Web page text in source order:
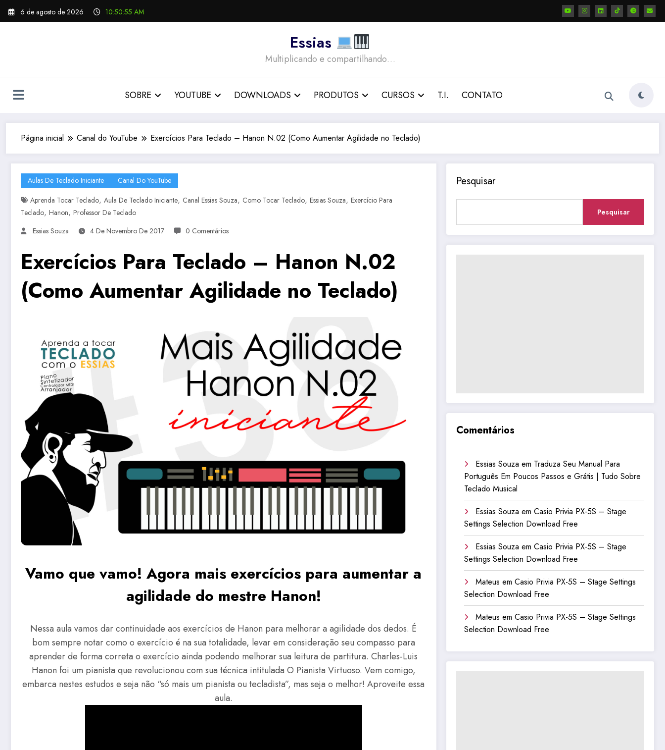
Pular
para
6 de agosto de 2026 10:50:57 AM
Essias
Multiplicando e compartilhando…
SOBRE YOUTUBE DOWNLOADS PRODUTOS CURSOS T.I. CONTATO
Página inicial Canal do YouTube Exercícios Para Teclado – Hanon N.02 (Como Aumentar Agilidade no Teclado)
Aulas De Teclado Iniciante
Canal Do YouTube
Aprenda Tocar Teclado, Aula De Teclado Iniciante, Canal Essias Souza, Como Tocar Teclado, Essias Souza, Exercício Para
Teclado, Hanon, Professor De Teclado
Essias Souza
4 De Novembro De 2017 0 Comentários
Exercícios Para Teclado – Hanon N.02
(Como Aumentar Agilidade no Teclado)
Vamo que vamo! Agora mais exercícios para aumentar a
agilidade do mestre Hanon!
Nessa aula vamos dar continuidade aos exercícios de Hanon para melhorar a agilidade dos dedos. É
bom sempre notar como o exercício é na sua totalidade, levar em consideração seu compasso para
aprender de forma correta o exercício ainda podendo melhorar sua leitura de partitura. Charles-Luis
Hanon foi um pianista que revolucionou com sua técnica intitulada O Pianista Virtuoso. Vem comigo,
embarca nestes estudos e seja não “só mais um pianista ou tecladista”, mas seja o melhor! Aproveite essa
aula.
Pesquisar
Pesquisar
Comentários
Essias Souza em Traduza Seu Manual Para
Português Em Poucos Passos e Grátis | Tudo Sobre
Teclado Musical
Essias Souza emCasio Privia PX-5S – Stage
Settings Selection Download Free
Essias Souza emCasio Privia PX-5S – Stage
Settings Selection Download Free
Mateus emCasio Privia PX-5S – Stage Settings
Selection Download Free
Mateus emCasio Privia PX-5S – Stage Settings
Selection Download Free